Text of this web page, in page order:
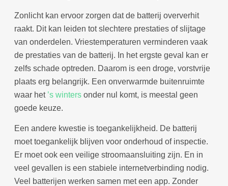
Zonlicht kan ervoor zorgen dat de batterij oververhit
raakt. Dit kan leiden tot slechtere prestaties of slijtage
van onderdelen. Vriestemperaturen verminderen vaak
de prestaties van de batterij. In het ergste geval kan er
zelfs schade optreden. Daarom is een droge, vorstvrije
plaats erg belangrijk. Een onverwarmde buitenruimte
waar het ’s wintersonder nul komt, is meestal geen
goede keuze.
Een andere kwestie is toegankelijkheid. De batterij
moet toegankelijk blijven voor onderhoud of inspectie.
Er moet ook een veilige stroomaansluiting zijn. En in
veel gevallen is een stabiele internetverbinding nodig.
Veel batterijen werken samen met een app. Zonder